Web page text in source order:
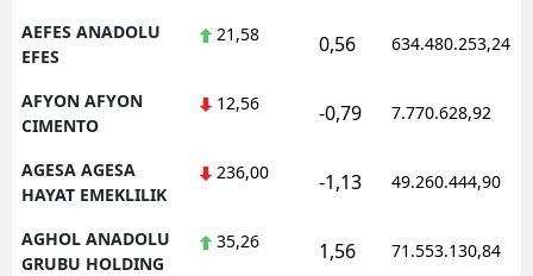
AEFES ANADOLU
EFES
21,58 0,56 634.480.253,24
AFYON AFYON
CIMENTO
12,56 -0,79 7.770.628,92
AGESA AGESA
HAYAT EMEKLILIK
236,00 -1,13 49.260.444,90
AGHOL ANADOLU
GRUBU HOLDING
35,26 1,56 71.553.130,84